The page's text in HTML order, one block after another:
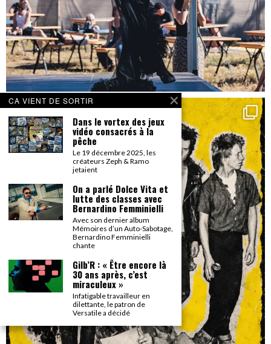
CA VIENT DE SORTIR
Dans le vortex des jeux
vidéo consacrés à la
pêche
Le 19 décembre 2025, les
créateurs Zeph & Ramo
jetaient
On a parlé Dolce Vita et
lutte des classes avec
Bernardino Femminielli
Avec son dernier album
Mémoires d’un Auto-Sabotage,
Bernardino Femminielli
chante
Gilb’R : « Être encore là
30 ans après, c’est
miraculeux »
Infatigable travailleur en
dilettante, le patron de
Versatile a décidé